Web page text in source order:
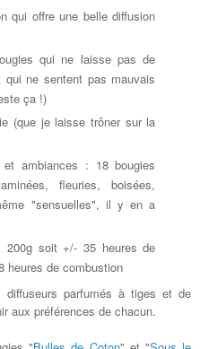
qui offre une belle diffusion
qui ne laisse pas de
ne sentent pas mauvais
ça !)
(que je laisse trôner sur la
ambiances : 18 bougies
fleuries, boisées,
"sensuelles", il y en a
200g soit +/- 35 heures de
heures de combustion
parfumés à tiges et de
aux préférences de chacun.